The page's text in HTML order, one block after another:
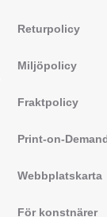
Returpolicy
Miljöpolicy
Fraktpolicy
Print-on-
Webbplatskarta
För konstnärer